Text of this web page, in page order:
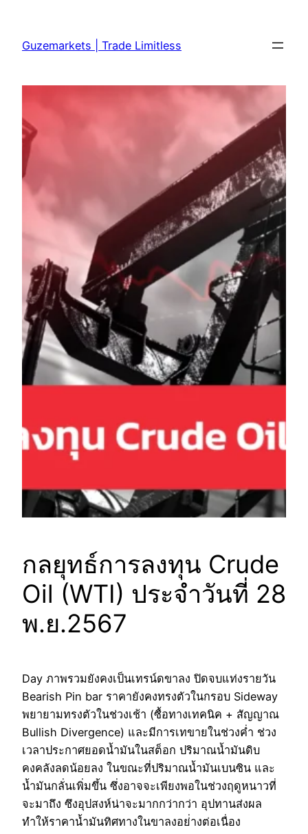
content
Guzemarkets | Trade Limitless
กลยุทธ์การลงทุน Crude
Oil (WTI) ประจำวันที่ 28
พ.ย.2567
Day ภาพรวมยังคงเป็นเทรน์ดขาลง ปิดจบแท่งรายวัน
Bearish Pin bar ราคายังคงทรงตัวในกรอบ Sideway
พยายามทรงตัวในช่วงเช้า (ซื้อทางเทคนิค + สัญญาณ
Bullish Divergence) และมีการเทขายในช่วงค่ำ ช่วง
เวลาประกาศยอดน้ำมันในสต็อก ปริมาณน้ำมันดิบ
คงคลังลดน้อยลง ในขณะที่ปริมาณน้ำมันเบนซิน และ
น้ำมันกลั่นเพิ่มขึ้น ซึ่งอาจจะเพียงพอในช่วงฤดูหนาวที่
จะมาถึง ซึงอุปสงห์น่าจะมากกว่ากว่า อุปทานส่งผล
ทำให้ราคาน้ำมันทิศทางในขาลงอย่่างต่อเนื่อง